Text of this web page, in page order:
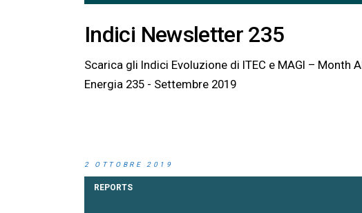
Indici Newsletter 235
Scarica gli Indici Evoluzione di ITEC e MAGI – Month
Energia 235 - Settembre 2019
2 OTTOBRE 2019
REPORTS